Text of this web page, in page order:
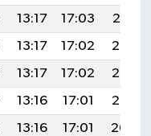
13:17 17:03
20:10
13:17 17:02
20:08
13:17 17:02
20:07
13:16 17:01
20:06
13:16 17:01
20:04